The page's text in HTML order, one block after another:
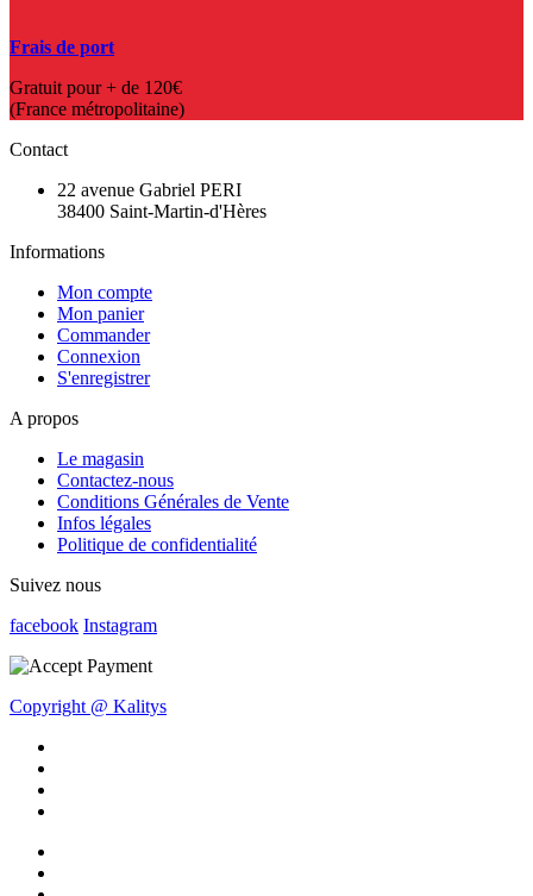
Frais de port
Gratuit pour + de 120€
(France métropolitaine)
Contact
22 avenue Gabriel PERI
38400 Saint-Martin-d'Hères
Informations
Mon compte
Mon panier
Commander
Connexion
S'enregistrer
A propos
Le magasin
Contactez-nous
Conditions Générales de Vente
Infos légales
Politique de confidentialité
Suivez nous
facebook Instagram
Copyright @ Kalitys